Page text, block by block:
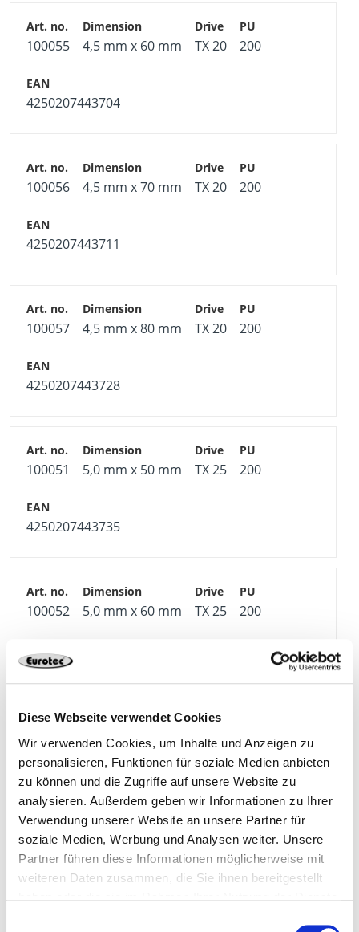
Diese Webseite verwendet Cookies
Wir verwenden Cookies, um Inhalte und Anzeigen zu
personalisieren, Funktionen für soziale Medien anbieten
zu können und die Zugriffe auf unsere Website zu
analysieren. Außerdem geben wir Informationen zu Ihrer
Verwendung unserer Website an unsere Partner für
soziale Medien, Werbung und Analysen weiter. Unsere
Partner führen diese Informationen möglicherweise mit
weiteren Daten zusammen, die Sie ihnen bereitgestellt
100055 4,5 mm x 60 mm TX 20 200
4250207443704
100056 4,5 mm x 70 mm TX 20 200
4250207443711
100057 4,5 mm x 80 mm TX 20 200
4250207443728
100051 5,0 mm x 50 mm TX 25 200
4250207443735
100052 5,0 mm x 60 mm TX 25 200
4250207443759
100053 5,0 mm x 70 mm TX 25 200
4250207443773